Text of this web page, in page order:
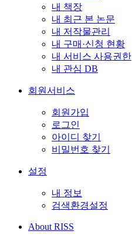
내 책장
내 최근 본 논문
내 저작물관리
내 구매·신청 현황
내 서비스 사용권한
내 관심 DB
회원서비스
회원가입
로그인
아이디 찾기
비밀번호 찾기
설정
내 정보
검색환경설정
About RISS